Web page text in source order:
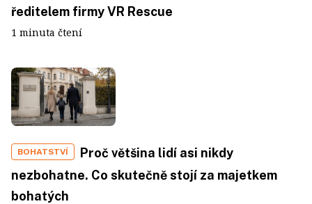
ředitelem firmy VR Rescue
1 minuta čtení
BOHATSTVÍ
Proč většina lidí asi nikdy
nezbohatne. Co skutečně stojí za majetkem
bohatých